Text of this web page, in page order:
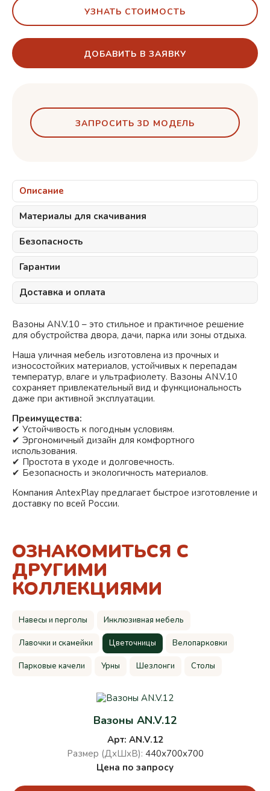
УЗНАТЬ СТОИМОСТЬ
ДОБАВИТЬ В ЗАЯВКУ
ЗАПРОСИТЬ 3D МОДЕЛЬ
Описание
Материалы для скачивания
Безопасность
Гарантии
Доставка и оплата
Вазоны AN.V.10 – это стильное и практичное решение
для обустройства двора, дачи, парка или зоны отдыха.
Наша уличная мебель изготовлена из прочных и
износостойких материалов, устойчивых к перепадам
температур, влаге и ультрафиолету. Вазоны AN.V.10
сохраняет привлекательный вид и функциональность
даже при активной эксплуатации.
Преимущества:
✔ Устойчивость к погодным условиям.
✔ Эргономичный дизайн для комфортного
использования.
✔ Простота в уходе и долговечность.
✔ Безопасность и экологичность материалов.
Компания AntexPlay предлагает быстрое изготовление и
доставку по всей России.
ОЗНАКОМИТЬСЯ С
ДРУГИМИ
КОЛЛЕКЦИЯМИ
Навесы и перголы Инклюзивная мебель
Лавочки и скамейки Цветочницы Велопарковки
Парковые качели Урны Шезлонги Столы
Вазоны AN.V.12
Арт: AN.V.12
Размер (ДхШхВ): 440х700х700
Цена по запросу